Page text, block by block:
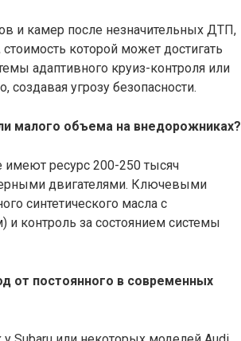
и камер после незначительных ДТП,
которой может достигать
адаптивного круиз-контроля или
создавая угрозу безопасности.
малого объема на внедорожниках?
ресурс 200-250 тысяч
двигателями. Ключевыми
синтетического масла с
контроль за состоянием системы
от постоянного в современных